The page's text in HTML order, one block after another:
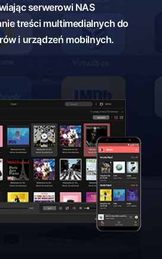
serwerowi NAS
treści multimedialnych do
i urządzeń mobilnych.